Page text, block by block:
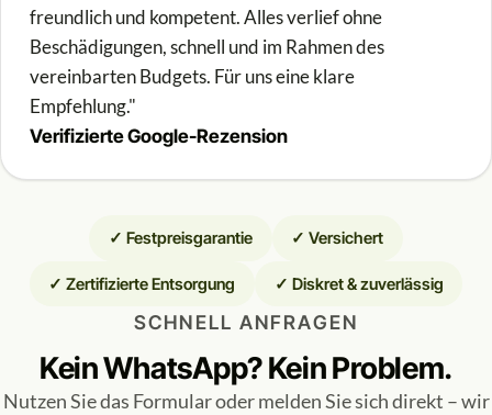
freundlich und kompetent. Alles verlief ohne
Beschädigungen, schnell und im Rahmen des
vereinbarten Budgets. Für uns eine klare
Empfehlung."
Verifizierte Google-Rezension
✓ Festpreisgarantie ✓ Versichert
✓ Zertifizierte Entsorgung ✓ Diskret & zuverlässig
SCHNELL ANFRAGEN
Kein WhatsApp? Kein Problem.
Nutzen Sie das Formular oder melden Sie sich direkt – wir